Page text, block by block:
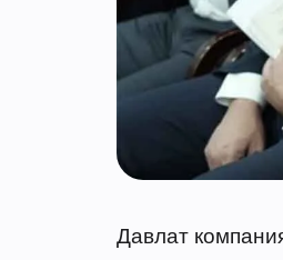
Давлат